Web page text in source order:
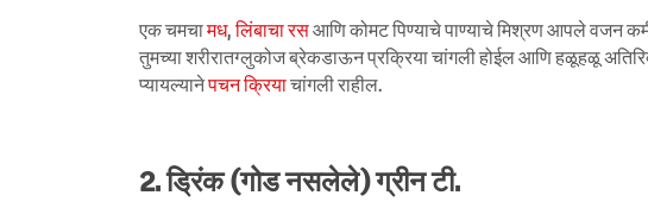
एक चमचामध,लिंबाचा रसआणि कोमट पिण्याचे पाण्याचे मिश्रण आपले वजन
तुमच्या शरीरातग्लुकोज ब्रेकडाऊन प्रक्रिया चांगली होईल आणि हळूहळू
प्यायल्यानेपचन क्रियाचांगली राहील.
2. ड्रिंक (गोड नसलेले) ग्रीन टी.